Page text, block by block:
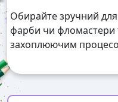
Обирайте зручний для
фарби чи фломастери
захоплюючим